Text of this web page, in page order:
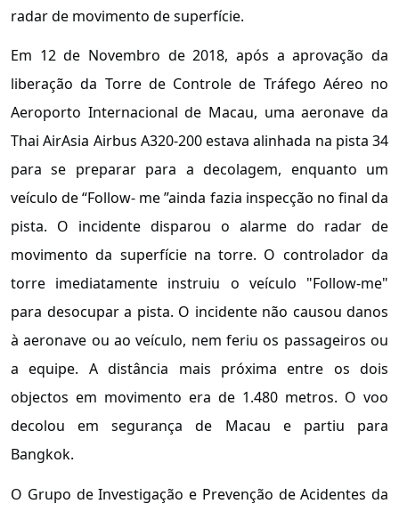
radar de movimento de superfície.
Em 12 de Novembro de 2018, após a aprovação da
liberação da Torre de Controle de Tráfego Aéreo no
Aeroporto Internacional de Macau, uma aeronave da
Thai AirAsia Airbus A320-200 estava alinhada na pista 34
para se preparar para a decolagem, enquanto um
veículo de “Follow- me ”ainda fazia inspecção no final da
pista. O incidente disparou o alarme do radar de
movimento da superfície na torre. O controlador da
torre imediatamente instruiu o veículo "Follow-me"
para desocupar a pista. O incidente não causou danos
à aeronave ou ao veículo, nem feriu os passageiros ou
a equipe. A distância mais próxima entre os dois
objectos em movimento era de 1.480 metros. O voo
decolou em segurança de Macau e partiu para
Bangkok.
O Grupo de Investigação e Prevenção de Acidentes da